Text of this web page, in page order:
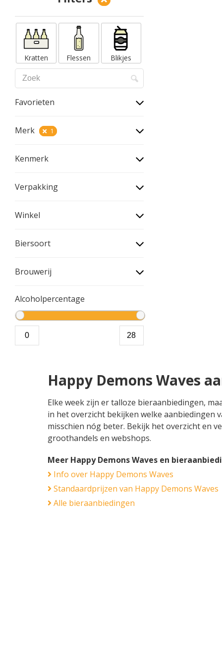
Kratten Flessen Blikjes
Favorieten
Merk 1
Kenmerk
Verpakking
Winkel
Biersoort
Brouwerij
Alcoholpercentage
Happy Demons Waves
Elke week zijn er talloze bieraanbiedingen,
in het overzicht bekijken welke aanbiedingen
misschien nóg beter. Bekijk het overzicht en
groothandels en webshops.
Meer Happy Demons Waves en
Info over Happy Demons Waves
Standaardprijzen van Happy Demons Waves
Alle bieraanbiedingen